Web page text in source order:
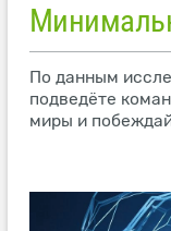
По данным
подведёте
миры и